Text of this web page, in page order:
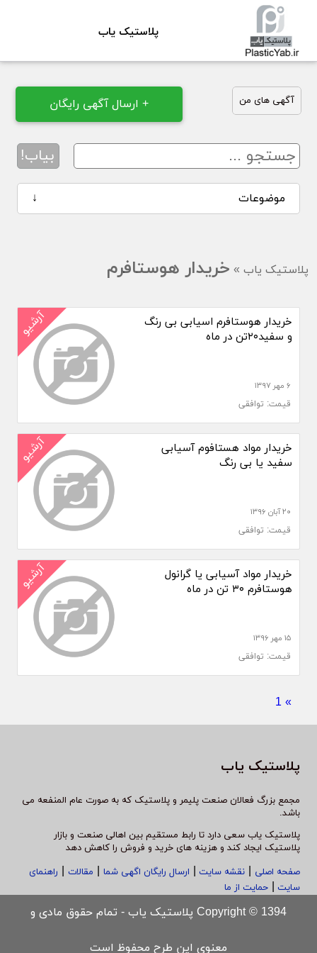
پلاستیک یاب
آگهی های من + ارسال آگهی رایگان
بیاب!
↓ موضوعات
پلاستیک یاب » خریدار هوستافرم
آرشیو
خریدار هوستافرم اسیابی بی رنگ
و سفید۲۰تن در ماه
۶ مهر ۱۳۹۷
قیمت: توافقی
آرشیو
خریدار مواد هستافوم آسیابی
سفید یا بی رنگ
۲۰ آبان ۱۳۹۶
قیمت: توافقی
آرشیو
خریدار مواد آسیابی یا گرانول
هوستافرم ۳۰ تن در ماه
۱۵ مهر ۱۳۹۶
قیمت: توافقی
»
1
پلاستیک یاب
مجمع بزرگ فعالان صنعت پلیمر و پلاستیک که به صورت عام المنفعه می
باشد.
پلاستیک یاب سعی دارد تا رابط مستقیم بین اهالی صنعت و بازار
پلاستیک ایجاد کند و هزینه های خرید و فروش را کاهش دهد
صفحه اصلی
نقشه سایت ارسال رایگان اگهی شما مقالات
راهنمای
سایت
حمایت از ما
Copyright © 1394 پلاستیک یاب - تمام حقوق مادی و
معنوی این طرح محفوظ است